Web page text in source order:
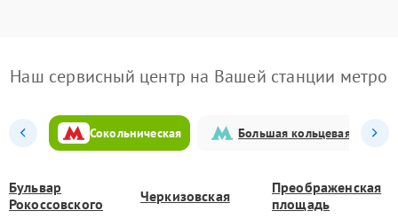
Наш сервисный центр на Вашей станции метро
Сокольническая Большая кольцевая
Бульвар
Рокоссовского
Черкизовская
Преображенская
площадь